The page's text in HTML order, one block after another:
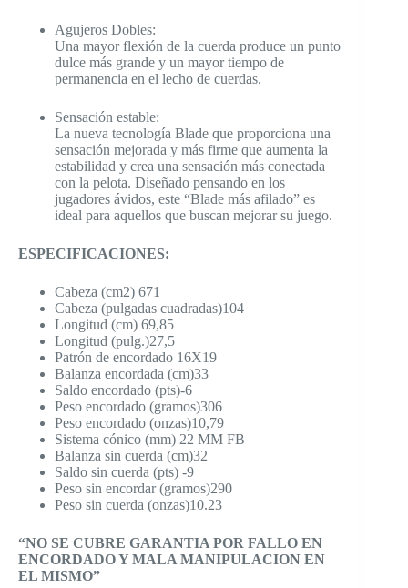
Agujeros Dobles:
Una mayor flexión de la cuerda produce un punto
dulce más grande y un mayor tiempo de
permanencia en el lecho de cuerdas.
Sensación estable:
La nueva tecnología Blade que proporciona una
sensación mejorada y más firme que aumenta la
estabilidad y crea una sensación más conectada
con la pelota. Diseñado pensando en los
jugadores ávidos, este “Blade más afilado” es
ideal para aquellos que buscan mejorar su juego.
ESPECIFICACIONES:
Cabeza (cm2) 671
Cabeza (pulgadas cuadradas)104
Longitud (cm) 69,85
Longitud (pulg.)27,5
Patrón de encordado 16X19
Balanza encordada (cm)33
Saldo encordado (pts)-6
Peso encordado (gramos)306
Peso encordado (onzas)10,79
Sistema cónico (mm) 22 MM FB
Balanza sin cuerda (cm)32
Saldo sin cuerda (pts) -9
Peso sin encordar (gramos)290
Peso sin cuerda (onzas)10.23
“NO SE CUBRE GARANTIA POR FALLO EN
ENCORDADO Y MALA MANIPULACION EN
EL MISMO”